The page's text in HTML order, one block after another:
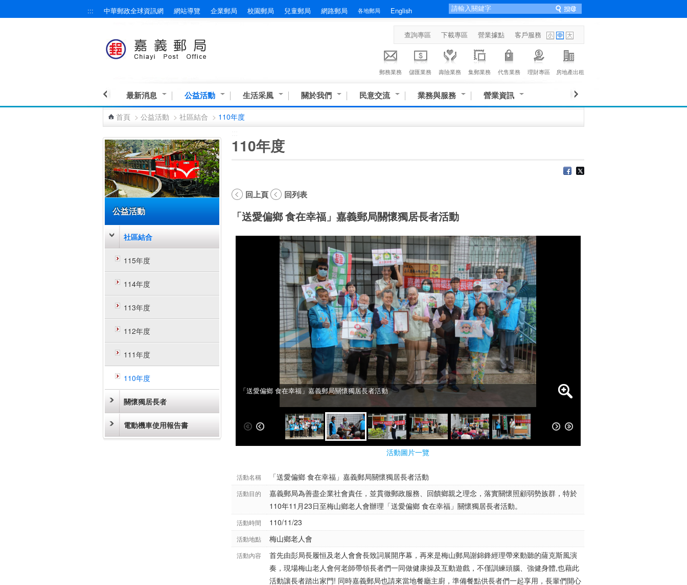
::: 中華郵政全球資訊網 網站導覽 企業郵局 校園郵局 兒童郵局 網路郵局 各地郵局 English
查詢專區 下載專區 營業據點 客戶服務
郵務業務 儲匯業務 壽險業務 集郵業務 代售業務 理財專區 房地產出租
最新消息 公益活動 生活采風 關於我們 民意交流 業務與服務 營業資訊
首頁 > 公益活動 > 社區結合 > 110年度
公益活動
社區結合
115年度
114年度
113年度
112年度
111年度
110年度
關懷獨居長者
電動機車使用報告書
110年度
回上頁 回列表
「送愛偏鄉 食在幸福」嘉義郵局關懷獨居長者活動
「送愛偏鄉 食在幸福」嘉義郵局關懷獨居長者活動
「送愛偏鄉 食在幸福」嘉義郵局關懷獨居長者活動
活動圖片一覽
活動名稱 「送愛偏鄉 食在幸福」嘉義郵局關懷獨居長者活動
活動目的
嘉義郵局為善盡企業社會責任，並貫徹郵政服務、回饋鄉親之理念，落實關懷照顧弱勢族群，特於
110年11月23日至梅山鄉老人會辦理「送愛偏鄉 食在幸福」關懷獨居長者活動。
活動時間 110/11/23
活動地點 梅山鄉老人會
活動內容
首先由彭局長履恒及老人會會長致詞展開序幕，再來是梅山郵局謝錦鋒經理帶來動聽的薩克斯風演
奏，現場梅山老人會何老師帶領長者們一同做健康操及互動遊戲，不僅訓練頭腦、強健身體,也藉此
活動讓長者踏出家門! 同時嘉義郵局也請來當地餐廳主廚，準備餐點供長者們一起享用，長輩們開心